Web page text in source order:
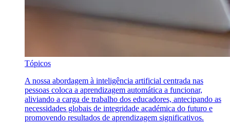
Tópicos
A nossa abordagem à inteligência artificial centrada nas
pessoas coloca a aprendizagem automática a funcionar,
aliviando a carga de trabalho dos educadores, antecipando as
necessidades globais de integridade académica do futuro e
promovendo resultados de aprendizagem significativos.